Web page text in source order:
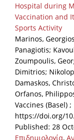
Press Centre
"Innovation,
Contact
Helpdesks
Telephone &
Access to EKT
Hospital during
Vaccination and
Sports Activity
Marinos,
Panagiotis;
Zoumpoulis,
Dimitrios;
Damaskos,
Orfanos,
Vaccines (Basel) ;
https://doi.org/
Published: 28
Επιδημιολογία,